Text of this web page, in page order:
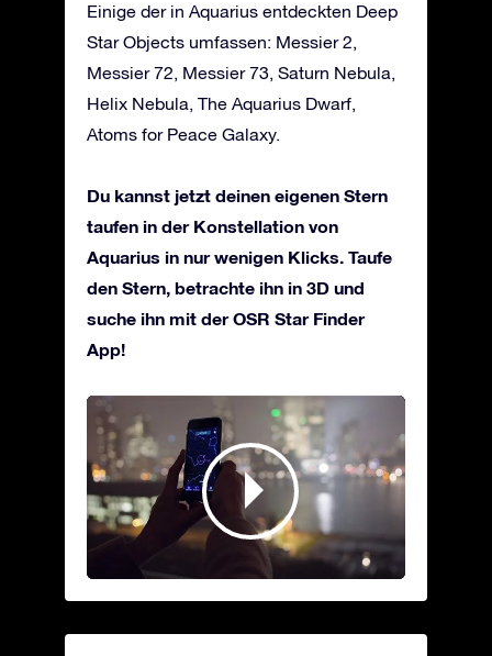
Einige der in Aquarius entdeckten Deep
Star Objects umfassen: Messier 2,
Messier 72, Messier 73, Saturn Nebula,
Helix Nebula, The Aquarius Dwarf,
Atoms for Peace Galaxy.
Du kannst jetzt deinen eigenen Stern
taufen in der Konstellation von
Aquarius in nur wenigen Klicks. Taufe
den Stern, betrachte ihn in 3D und
suche ihn mit der OSR Star Finder
App!